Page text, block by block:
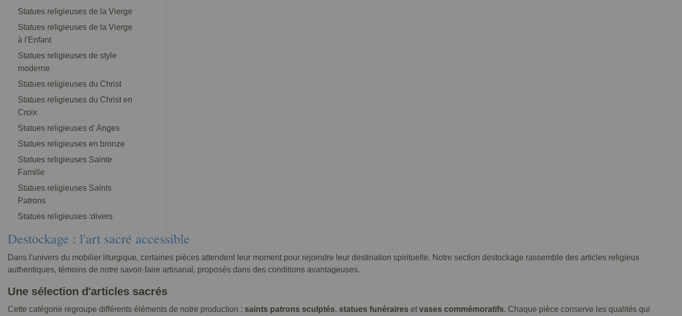
Statues religieuses de la Vierge
Statues religieuses de la Vierge
à l'Enfant
Statues religieuses de style
moderne
Statues religieuses du Christ
Statues religieuses du Christ en
Croix
Statues religieuses d' Anges
Statues religieuses en bronze
Statues religieuses Sainte
Famille
Statues religieuses Saints
Patrons
Statues religieuses :divers
Destockage : l'art sacré accessible
Dans l'univers du mobilier liturgique, certaines pièces attendent leur moment pour rejoindre leur destination spirituelle. Notre section destockage rassemble des articles religieux
authentiques, témoins de notre savoir-faire artisanal, proposés dans des conditions avantageuses.
Une sélection d'articles sacrés
Cette catégorie regroupe différents éléments de notre production : saints patrons sculptés, statues funéraires et vases commémoratifs. Chaque pièce conserve les qualités qui